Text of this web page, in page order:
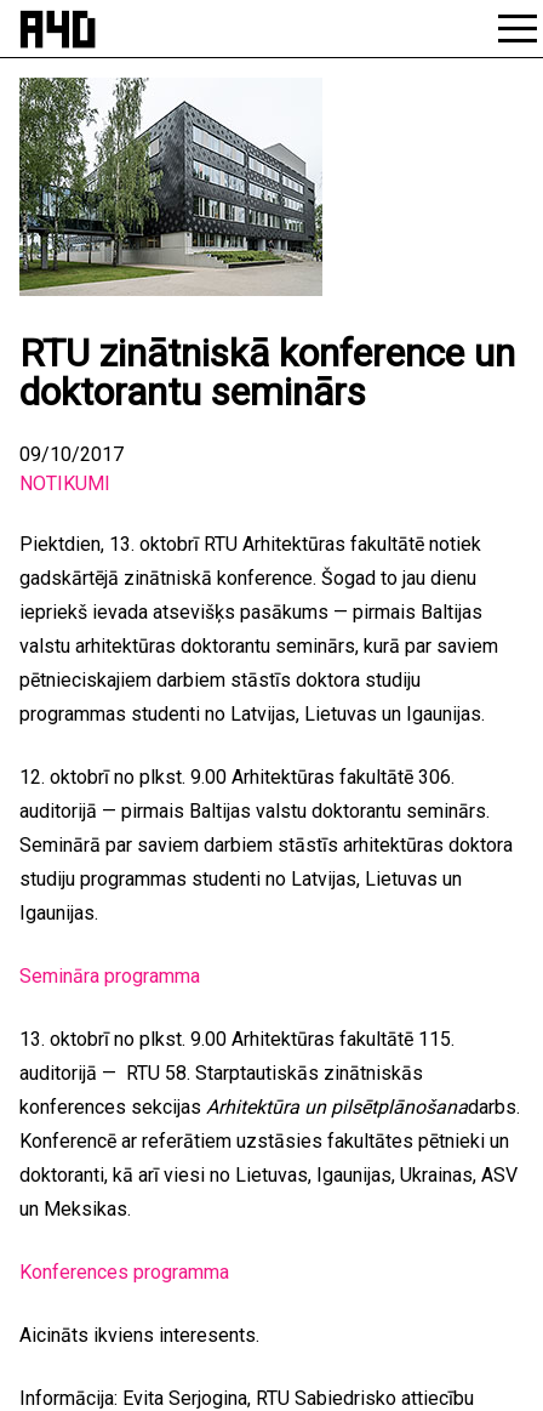
Skip
RTU zinātniskā konference un
doktorantu seminārs
09/10/2017
NOTIKUMI
Piektdien, 13. oktobrī RTU Arhitektūras fakultātē notiek
gadskārtējā zinātniskā konference. Šogad to jau dienu
iepriekš ievada atsevišķs pasākums — pirmais Baltijas
valstu arhitektūras doktorantu seminārs, kurā par saviem
pētnieciskajiem darbiem stāstīs doktora studiju
programmas studenti no Latvijas, Lietuvas un Igaunijas.
12. oktobrī no plkst. 9.00 Arhitektūras fakultātē 306.
auditorijā — pirmais Baltijas valstu doktorantu seminārs.
Seminārā par saviem darbiem stāstīs arhitektūras doktora
studiju programmas studenti no Latvijas, Lietuvas un
Igaunijas.
Semināra programma
13. oktobrī no plkst. 9.00 Arhitektūras fakultātē 115.
auditorijā — RTU 58. Starptautiskās zinātniskās
konferences sekcijas Arhitektūra un pilsētplānošanadarbs.
Konferencē ar referātiem uzstāsies fakultātes pētnieki un
doktoranti, kā arī viesi no Lietuvas, Igaunijas, Ukrainas, ASV
un Meksikas.
Konferences programma
Aicināts ikviens interesents.
Informācija: Evita Serjogina, RTU Sabiedrisko attiecību